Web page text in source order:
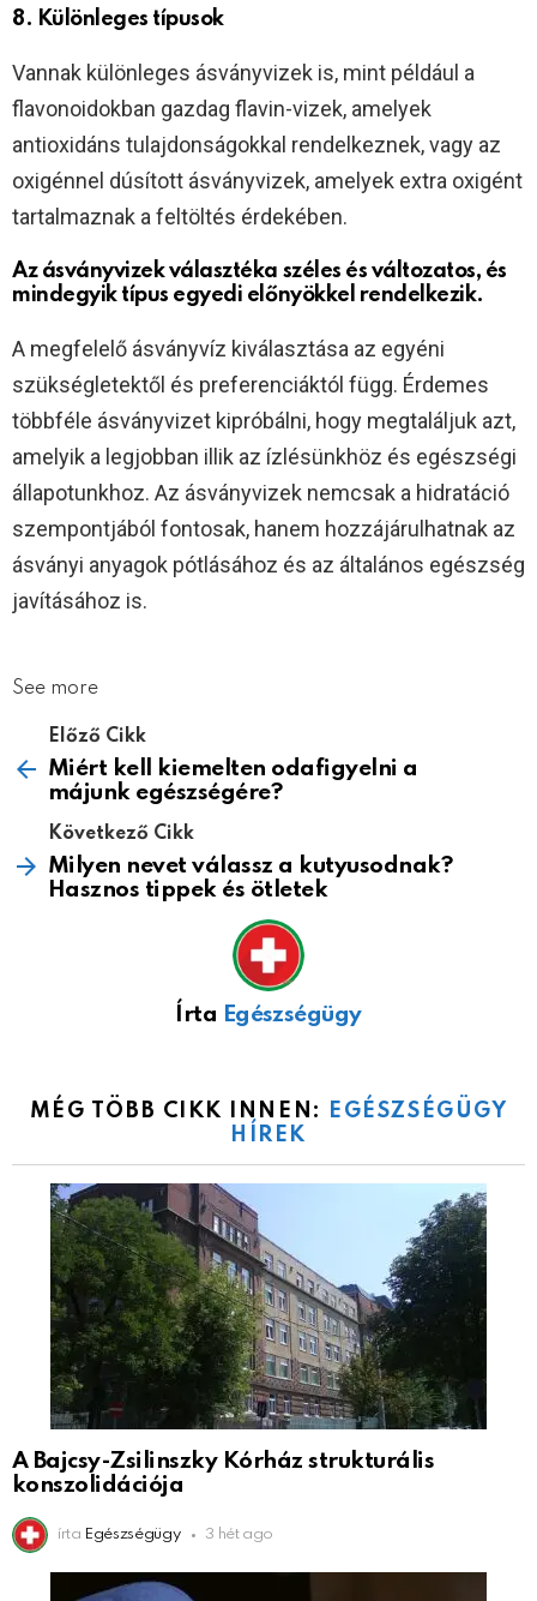
8. Különleges típusok
Vannak különleges ásványvizek is, mint például a
flavonoidokban gazdag flavin-vizek, amelyek
antioxidáns tulajdonságokkal rendelkeznek, vagy az
oxigénnel dúsított ásványvizek, amelyek extra oxigént
tartalmaznak a feltöltés érdekében.
Az ásványvizek választéka széles és változatos, és
mindegyik típus egyedi előnyökkel rendelkezik.
A megfelelő ásványvíz kiválasztása az egyéni
szükségletektől és preferenciáktól függ. Érdemes
többféle ásványvizet kipróbálni, hogy megtaláljuk azt,
amelyik a legjobban illik az ízlésünkhöz és egészségi
állapotunkhoz. Az ásványvizek nemcsak a hidratáció
szempontjából fontosak, hanem hozzájárulhatnak az
ásványi anyagok pótlásához és az általános egészség
javításához is.
See more
Előző Cikk
Miért kell kiemelten odafigyelni a
májunk egészségére?
Következő Cikk
Milyen nevet válassz a kutyusodnak?
Hasznos tippek és ötletek
Írta Egészségügy
MÉG TÖBB CIKK INNEN:
EGÉSZSÉGÜGY
HÍREK
A Bajcsy-Zsilinszky Kórház strukturális
konszolidációja
írta Egészségügy 3 hét ago